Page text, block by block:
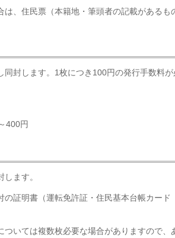
、住民票（本籍地・筆頭者の記載があるも
封します。1枚につき100円の発行手数料が
400円
ます。
の証明書（運転免許証・住民基本台帳カード
いては複数枚必要な場合がありますので、